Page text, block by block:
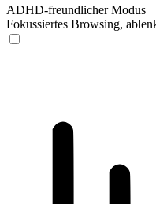
ADHD-freundlicher Modus
Fokussiertes Browsing,